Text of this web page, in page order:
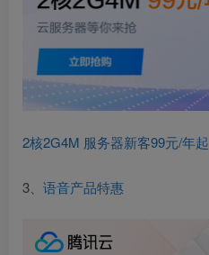
2核2G4M 服务器新客99元/年起
3、 语音产品特惠